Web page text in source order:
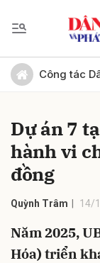
Công tác
Dự án 7
hành vi
đồng
Quỳnh Trâm 14/
Năm 2025,
Hóa) triển
Gửi bình luận